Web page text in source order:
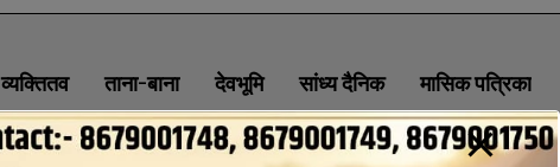
व्यक्तितव ताना-बाना देवभूमि सांध्य दैनिक मासिक पत्रिका
ABOUT CONTACT PRIVACY POLICY NEWSLETTER